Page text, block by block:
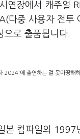
연장에서 캐주얼
다중 사용자 전투
로 출품됩니다.
2024'에 출연하는 걸 못마땅해
본 컴파일의